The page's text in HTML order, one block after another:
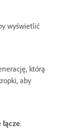
wyświetlić
którą
aby
.